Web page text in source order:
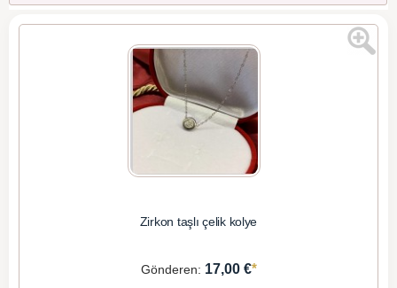
Zirkon taşlı çelik kolye
Gönderen: 17,00 €*